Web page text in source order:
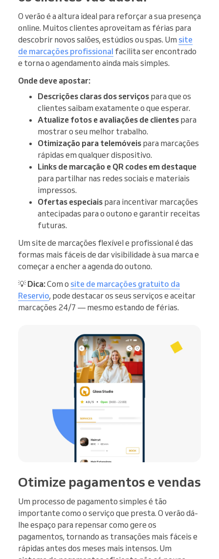
O verão é a altura ideal para reforçar a sua presença
online. Muitos clientes aproveitam as férias para
descobrir novos salões, estúdios ou spas. Um site
de marcações profissional facilita ser encontrado
e torna o agendamento ainda mais simples.
Onde deve apostar:
Descrições claras dos serviços para que os
clientes saibam exatamente o que esperar.
Atualize fotos e avaliações de clientes para
mostrar o seu melhor trabalho.
Otimização para telemóveis para marcações
rápidas em qualquer dispositivo.
Links de marcação e QR codes em destaque
para partilhar nas redes sociais e materiais
impressos.
Ofertas especiais para incentivar marcações
antecipadas para o outono e garantir receitas
futuras.
Um site de marcações flexível e profissional é das
formas mais fáceis de dar visibilidade à sua marca e
começar a encher a agenda do outono.
💡 Dica:Com o site de marcações gratuito da
Reservio, pode destacar os seus serviços e aceitar
marcações 24/7 — mesmo estando de férias.
Otimize pagamentos e vendas
Um processo de pagamento simples é tão
importante como o serviço que presta. O verão dá-
lhe espaço para repensar como gere os
pagamentos, tornando as transações mais fáceis e
rápidas antes dos meses mais intensos. Um